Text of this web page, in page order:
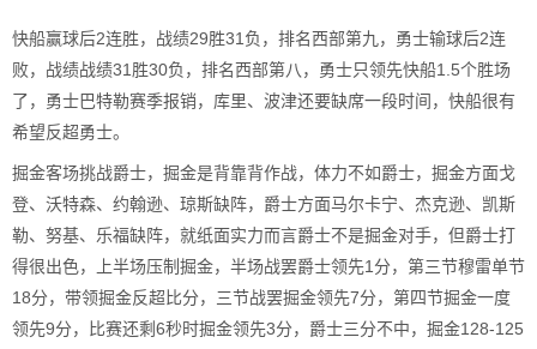
快船赢球后2连胜，战绩29胜31负，排名西部第九，勇士输球后2连
败，战绩战绩31胜30负，排名西部第八，勇士只领先快船1.5个胜场
了，勇士巴特勒赛季报销，库里、波津还要缺席一段时间，快船很有
希望反超勇士。
掘金客场挑战爵士，掘金是背靠背作战，体力不如爵士，掘金方面戈
登、沃特森、约翰逊、琼斯缺阵，爵士方面马尔卡宁、杰克逊、凯斯
勒、努基、乐福缺阵，就纸面实力而言爵士不是掘金对手，但爵士打
得很出色，上半场压制掘金，半场战罢爵士领先1分，第三节穆雷单节
18分，带领掘金反超比分，三节战罢掘金领先7分，第四节掘金一度
领先9分，比赛还剩6秒时掘金领先3分，爵士三分不中，掘金128-125